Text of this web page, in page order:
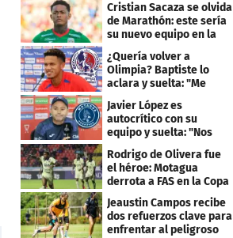
Cristian Sacaza se olvida
de Marathón: este sería
su nuevo equipo en la
Liga Nacional
¿Quería volver a
Olimpia? Baptiste lo
aclara y suelta: "Me
faltaba un equipo
grande"
Javier López es
autocrítico con su
equipo y suelta: "Nos
costó muchísimo..."
Rodrigo de Olivera fue
el héroe: Motagua
derrota a FAS en la Copa
Centroamericana
Jeaustin Campos recibe
dos refuerzos clave para
enfrentar al peligroso